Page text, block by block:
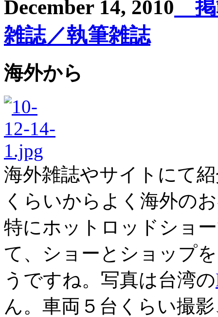
December 14, 2010 掲
雑誌／執筆雑誌
海外から
海外雑誌やサイトにて
くらいからよく海外の
特にホットロッドショ
て、ショーとショップ
うですね。写真は台湾の
ん。車両５台くらい撮